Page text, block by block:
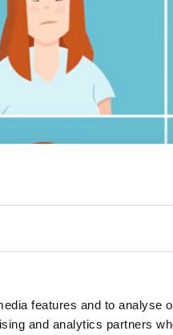
features and to analyse
and analytics partners